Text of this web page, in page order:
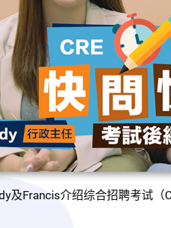
及Francis介绍综合招聘考试（